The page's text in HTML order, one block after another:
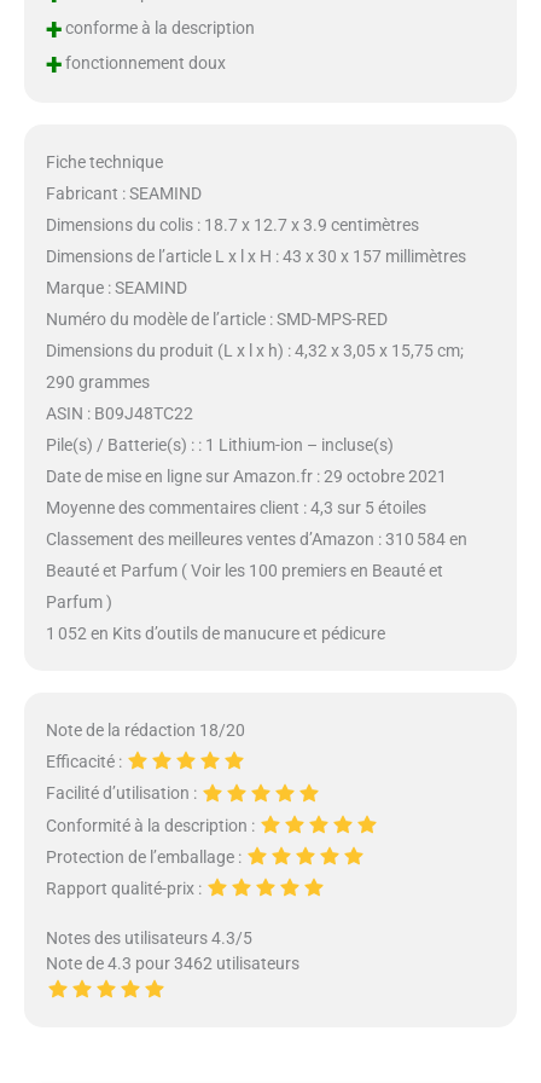
+conforme à la description
+fonctionnement doux
Fiche technique
Fabricant : SEAMIND
Dimensions du colis : 18.7 x 12.7 x 3.9 centimètres
Dimensions de l’article L x l x H : 43 x 30 x 157 millimètres
Marque : SEAMIND
Numéro du modèle de l’article : SMD-MPS-RED
Dimensions du produit (L x l x h) : 4,32 x 3,05 x 15,75 cm;
290 grammes
ASIN : B09J48TC22
Pile(s) / Batterie(s) : : 1 Lithium-ion – incluse(s)
Date de mise en ligne sur Amazon.fr : 29 octobre 2021
Moyenne des commentaires client : 4,3 sur 5 étoiles
Classement des meilleures ventes d’Amazon : 310 584 en
Beauté et Parfum ( Voir les 100 premiers en Beauté et
Parfum )
1 052 en Kits d’outils de manucure et pédicure
Note de la rédaction 18/20
Efficacité :
Facilité d’utilisation :
Conformité à la description :
Protection de l’emballage :
Rapport qualité-prix :
Notes des utilisateurs 4.3/5
Note de 4.3 pour 3462 utilisateurs